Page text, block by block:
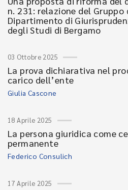
n. 231: relazione del Gruppo
Dipartimento di
degli Studi di Bergamo
03 Ottobre 2025
La prova dichiarativa nel
carico dell’ente
Giulia Cascone
18 Aprile 2025
La persona giuridica come
permanente
Federico Consulich
17 Aprile 2025